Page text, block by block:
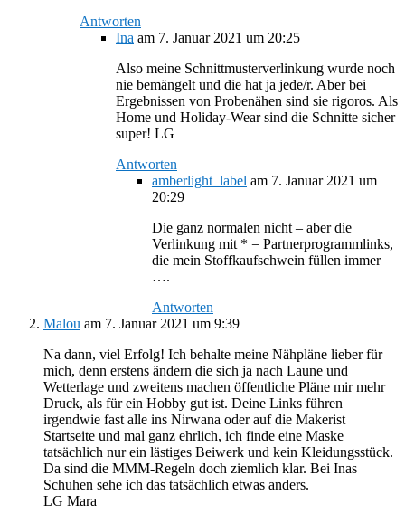
Antworten
Ina am 7. Januar 2021 um 20:25
Also meine Schnittmusterverlinkung wurde noch
nie bemängelt und die hat ja jede/r. Aber bei
Ergebnissen von Probenähen sind sie rigoros. Als
Home und Holiday-Wear sind die Schnitte sicher
super! LG
Antworten
amberlight_label am 7. Januar 2021 um
20:29
Die ganz normalen nicht – aber die
Verlinkung mit * = Partnerprogrammlinks,
die mein Stoffkaufschwein füllen immer
….
Antworten
Malou am 7. Januar 2021 um 9:39
Na dann, viel Erfolg! Ich behalte meine Nähpläne lieber für
mich, denn erstens ändern die sich ja nach Laune und
Wetterlage und zweitens machen öffentliche Pläne mir mehr
Druck, als für ein Hobby gut ist. Deine Links führen
irgendwie fast alle ins Nirwana oder auf die Makerist
Startseite und mal ganz ehrlich, ich finde eine Maske
tatsächlich nur ein lästiges Beiwerk und kein Kleidungsstück.
Da sind die MMM-Regeln doch ziemlich klar. Bei Inas
Schuhen sehe ich das tatsächlich etwas anders.
LG Mara